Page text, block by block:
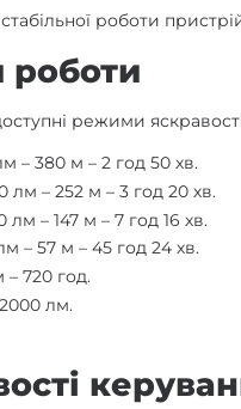
роботи
режими
– 380 м – 2 год 50 хв.
лм – 252 м – 3 год 20 хв.
лм – 147 м – 7 год 16 хв.
– 57 м – 45 год 24 хв.
– 720 год.
2000 лм.